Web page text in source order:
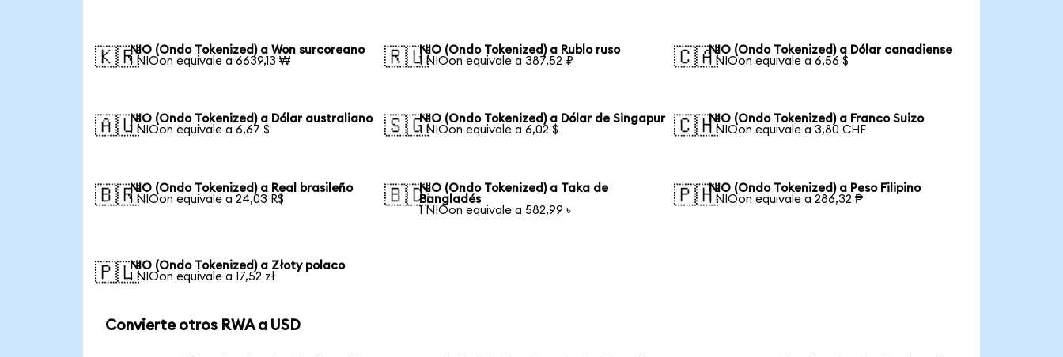
🇰🇷NIO (Ondo Tokenized) a Won surcoreano
1 NIOon equivale a 6639,13 ₩
🇷🇺NIO (Ondo Tokenized) a Rublo ruso
1 NIOon equivale a 387,52 ₽
🇨🇦NIO (Ondo Tokenized) a Dólar canadiense
1 NIOon equivale a 6,56 $
🇦🇺NIO (Ondo Tokenized) a Dólar australiano
1 NIOon equivale a 6,67 $
🇸🇬NIO (Ondo Tokenized) a Dólar de Singapur
1 NIOon equivale a 6,02 $
🇨🇭NIO (Ondo Tokenized) a Franco Suizo
1 NIOon equivale a 3,80 CHF
🇧🇷NIO (Ondo Tokenized) a Real brasileño
1 NIOon equivale a 24,03 R$
🇧🇩NIO (Ondo Tokenized) a Taka de
Bangladés
1 NIOon equivale a 582,99 ৳
🇵🇭NIO (Ondo Tokenized) a Peso Filipino
1 NIOon equivale a 286,32 ₱
🇵🇱NIO (Ondo Tokenized) a Złoty polaco
1 NIOon equivale a 17,52 zł
Convierte otros RWA a USD